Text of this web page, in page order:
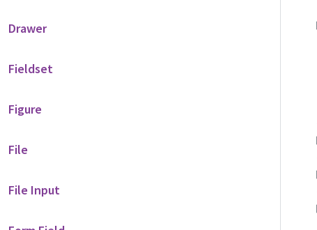
Drawer
Fieldset
Figure
File
File Input